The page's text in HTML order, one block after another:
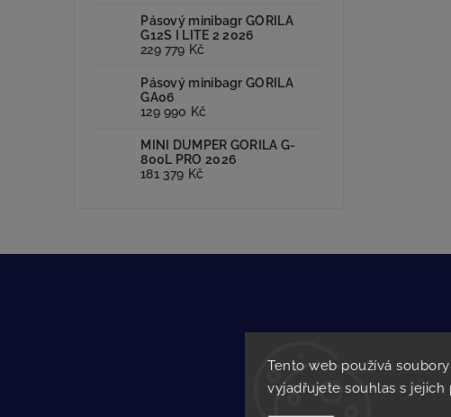
Tento web používá
vyjadřujete souhlas s jejich
Pásový minibagr GORILA
G12S I LITE 2 2026
229 779 Kč
Pásový minibagr GORILA
GA06
129 990 Kč
MINI DUMPER GORILA G-
800L PRO 2026
181 379 Kč
Povinné
Obchodní